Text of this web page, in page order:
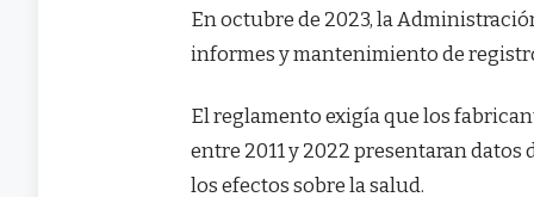
En octubre de 2023, la
informes y mantenimiento de
El reglamento exigía que los
entre 2011 y 2022 presentaran
los efectos sobre la salud.